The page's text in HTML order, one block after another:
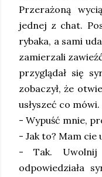
Przerażoną
jednej z chat.
rybaka, a sami
zamierzali
przyglądał się
zobaczył, że
usłyszeć co mówi.
- Wypuść mnie,
- Jak to? Mam cie
- Tak.
odpowiedziała